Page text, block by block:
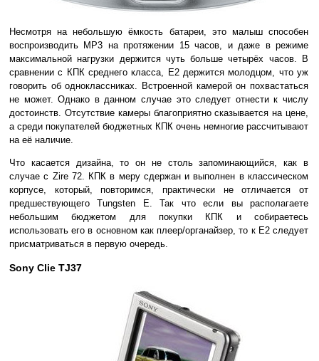
Несмотря на небольшую ёмкость батареи, это малыш способен
воспроизводить МР3 на протяжении 15 часов, и даже в режиме
максимальной нагрузки держится чуть больше четырёх часов. В
сравнении с КПК среднего класса, Е2 держится молодцом, что уж
говорить об одноклассниках. Встроенной камерой он похвастаться
не может. Однако в данном случае это следует отнести к числу
достоинств. Отсутствие камеры благоприятно сказывается на цене,
а среди покупателей бюджетных КПК очень немногие рассчитывают
на её наличие.
Что касается дизайна, то он не столь запоминающийся, как в
случае с Zire 72. КПК в меру сдержан и выполнен в классическом
корпусе, который, повторимся, практически не отличается от
предшествующего Tungsten E. Так что если вы располагаете
небольшим бюджетом для покупки КПК и собираетесь
использовать его в основном как плеер/органайзер, то к Е2 следует
присматриваться в первую очередь.
Sony Clie TJ37